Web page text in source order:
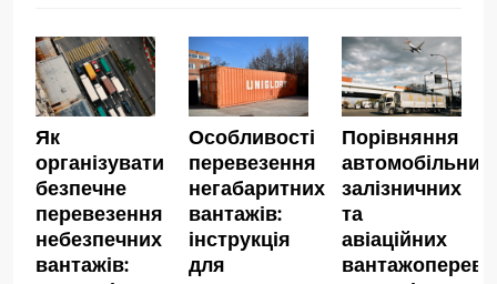
Як
організувати
безпечне
перевезення
небезпечних
вантажів:
Особливості
перевезення
негабаритних
вантажів:
інструкція
для
Порівняння
автомобільних,
залізничних
та
авіаційних